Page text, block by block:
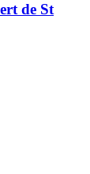
de St